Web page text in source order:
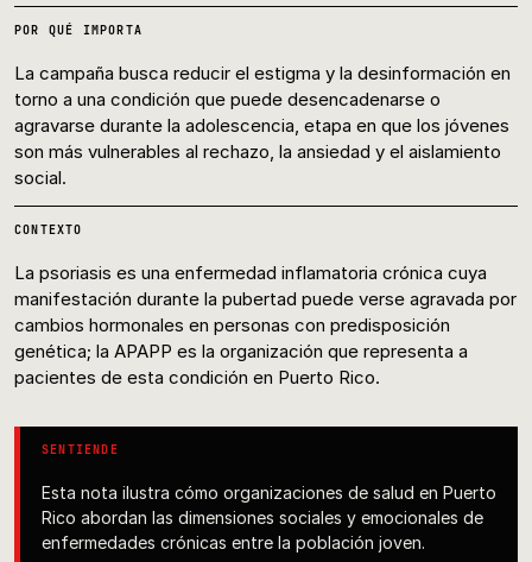
POR QUÉ IMPORTA
La campaña busca reducir el estigma y la desinformación en
torno a una condición que puede desencadenarse o
agravarse durante la adolescencia, etapa en que los jóvenes
son más vulnerables al rechazo, la ansiedad y el aislamiento
social.
CONTEXTO
La psoriasis es una enfermedad inflamatoria crónica cuya
manifestación durante la pubertad puede verse agravada por
cambios hormonales en personas con predisposición
genética; la APAPP es la organización que representa a
pacientes de esta condición en Puerto Rico.
SENTIENDE
Esta nota ilustra cómo organizaciones de salud en Puerto
Rico abordan las dimensiones sociales y emocionales de
enfermedades crónicas entre la población joven.